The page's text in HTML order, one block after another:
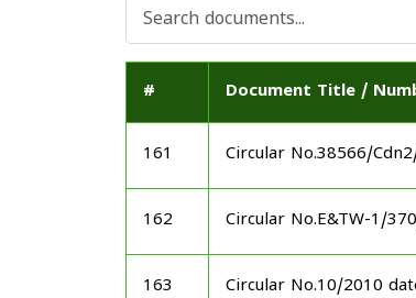
# Document Title /
161 Circular No.38566/
162 Circular No.E&TW-1/
163 Circular No.10/2010